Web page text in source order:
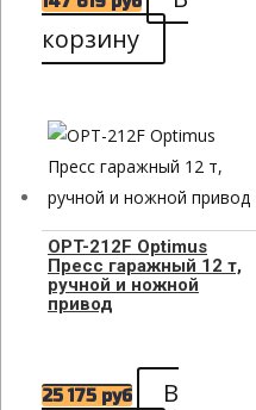
корзину
OPT-212F Optimus
Пресс гаражный 12 т,
ручной и ножной
привод
25 175 руб
В